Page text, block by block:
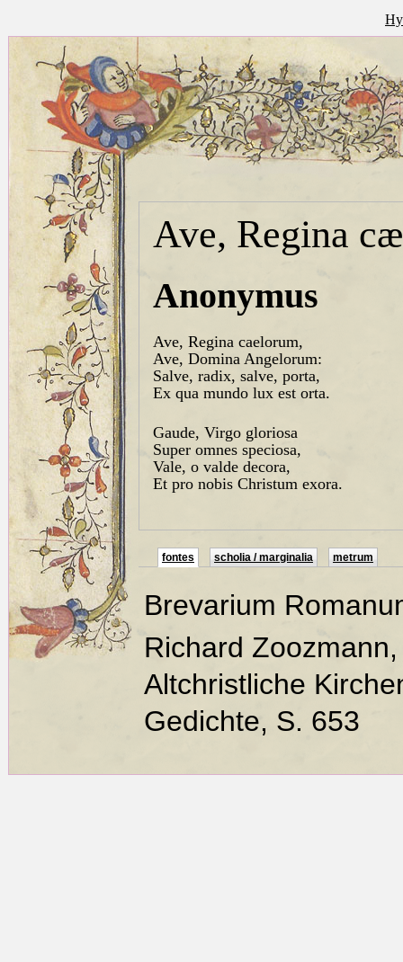
Ave, Regina
Anonymus
Ave, Regina caelorum,
Ave, Domina Angelorum:
Salve, radix, salve, porta,
Ex qua mundo lux est orta.
Gaude, Virgo gloriosa
Super omnes speciosa,
Vale, o valde decora,
Et pro nobis Christum exora.
fontes scholia / marginalia metrum
Brevarium
Richard
Altchristliche
Gedichte, S. 653